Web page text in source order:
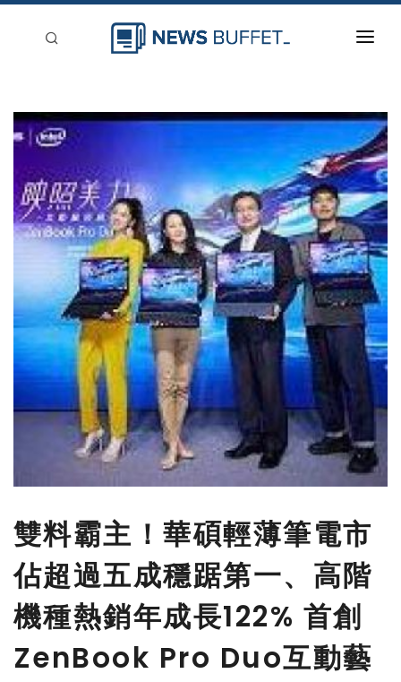
新聞稿分類
刊登
雙料霸主！華碩輕薄筆電市
佔超過五成穩踞第一、高階
機種熱銷年成長122% 首創
ZenBook Pro Duo互動藝